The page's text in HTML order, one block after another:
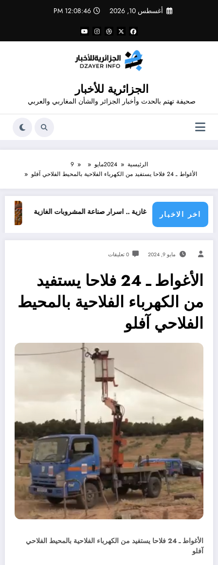
أغسطس 10, 2026 12:08:46 PM
الجزائرية للأخبار
صحيفة تهتم بالحدث وأخبار الجزائر والشأن المغاربي والعربي
الرئيسية 2024مايو
9
الأغواط ـ 24 فلاحا يستفيد من الكهرباء الفلاحية بالمحيط الفلاحي آفلو
اخر الاخبار
غازية .. اسرار صناعة المشروبات الغازية قانون المشروبات و المشروبات
مايو 9, 2024 0 تعليقات
الأغواط ـ 24 فلاحا يستفيد
من الكهرباء الفلاحية بالمحيط
الفلاحي آفلو
الأغواط ـ 24 فلاحا يستفيد من الكهرباء الفلاحية بالمحيط الفلاحي
آفلو